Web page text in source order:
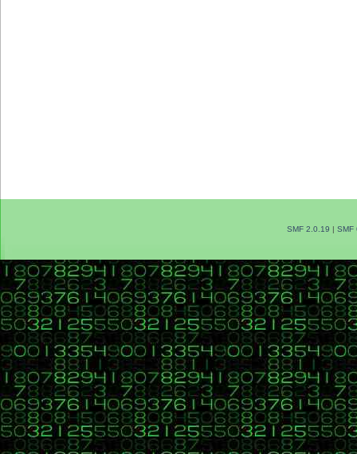
SMF 2.0.19 | SMF